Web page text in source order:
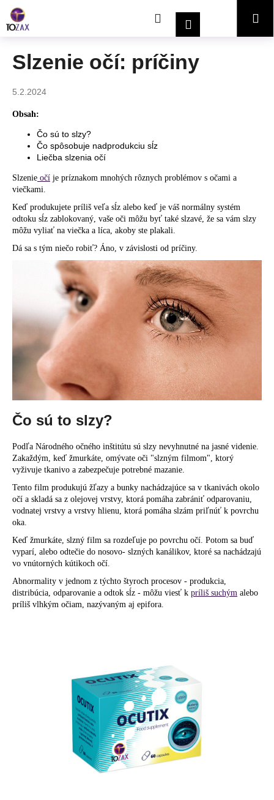
obsah
HľadaťPrihlásenieNákupný
Slzenie očí: príčiny
5.2.2024
Obsah:
Čo sú to slzy?
Čo spôsobuje nadprodukciu sĺz
Liečba slzenia očí
Slzenie očí je príznakom mnohých rôznych problémov s očami a
viečkami.
Keď produkujete príliš veľa sĺz alebo keď je váš normálny systém
odtoku sĺz zablokovaný, vaše oči môžu byť také slzavé, že sa vám slzy
môžu vyliať na viečka a líca, akoby ste plakali.
Dá sa s tým niečo robiť? Áno, v závislosti od príčiny.
Čo sú to slzy?
Podľa Národného očného inštitútu sú slzy nevyhnutné na jasné videnie.
Zakaždým, keď žmurkáte, omývate oči "slzným filmom", ktorý
vyživuje tkanivo a zabezpečuje potrebné mazanie.
Tento film produkujú žľazy a bunky nachádzajúce sa v tkanivách okolo
očí a skladá sa z olejovej vrstvy, ktorá pomáha zabrániť odparovaniu,
vodnatej vrstvy a vrstvy hlienu, ktorá pomáha slzám priľnúť k povrchu
oka.
Keď žmurkáte, slzný film sa rozdeľuje po povrchu očí. Potom sa buď
vyparí, alebo odtečie do nosovo- slzných kanálikov, ktoré sa nachádzajú
vo vnútorných kútikoch očí.
Abnormality v jednom z týchto štyroch procesov - produkcia,
distribúcia, odparovanie a odtok sĺz - môžu viesť k príliš suchým alebo
príliš vlhkým očiam, nazývaným aj epifora.
o
Č
p
o
b
u
j
e
t
j
s
?
HĽADAŤ
O
d
p
o
r
ú
č
a
m
e